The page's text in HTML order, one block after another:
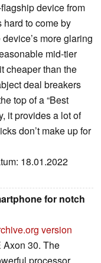
device from
to come by
more glaring
mid-tier
cheaper than the
deal breakers
top of a “Best
it provides a lot of
don’t make up for
18.01.2022
for notch
version
Axon 30. The